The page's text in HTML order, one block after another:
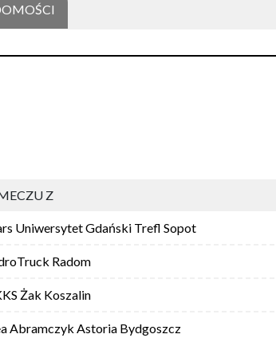
Z
Uniwersytet Gdański Trefl Sopot
Radom
Żak Koszalin
Abramczyk Astoria Bydgoszcz